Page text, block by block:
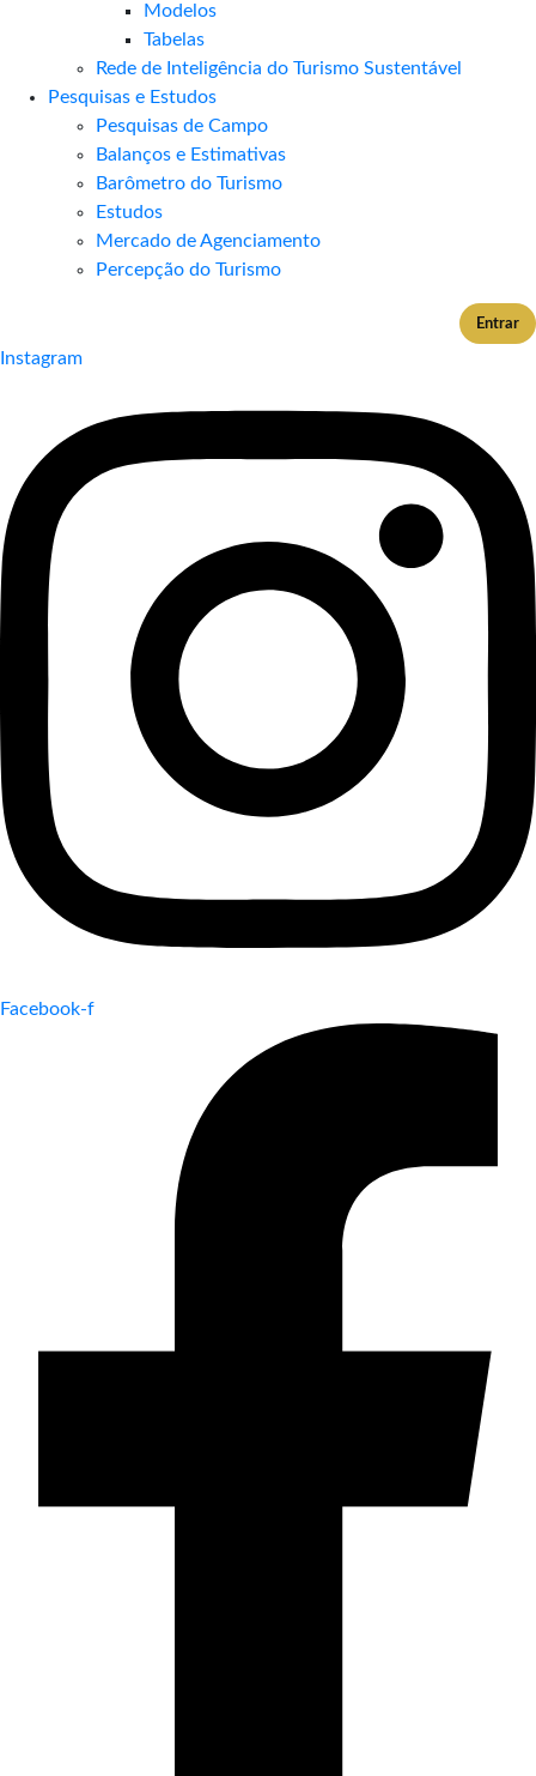
Modelos
Tabelas
Rede de Inteligência do Turismo Sustentável
Pesquisas e Estudos
Pesquisas de Campo
Balanços e Estimativas
Barômetro do Turismo
Estudos
Mercado de Agenciamento
Percepção do Turismo
Entrar
Instagram
Facebook-f